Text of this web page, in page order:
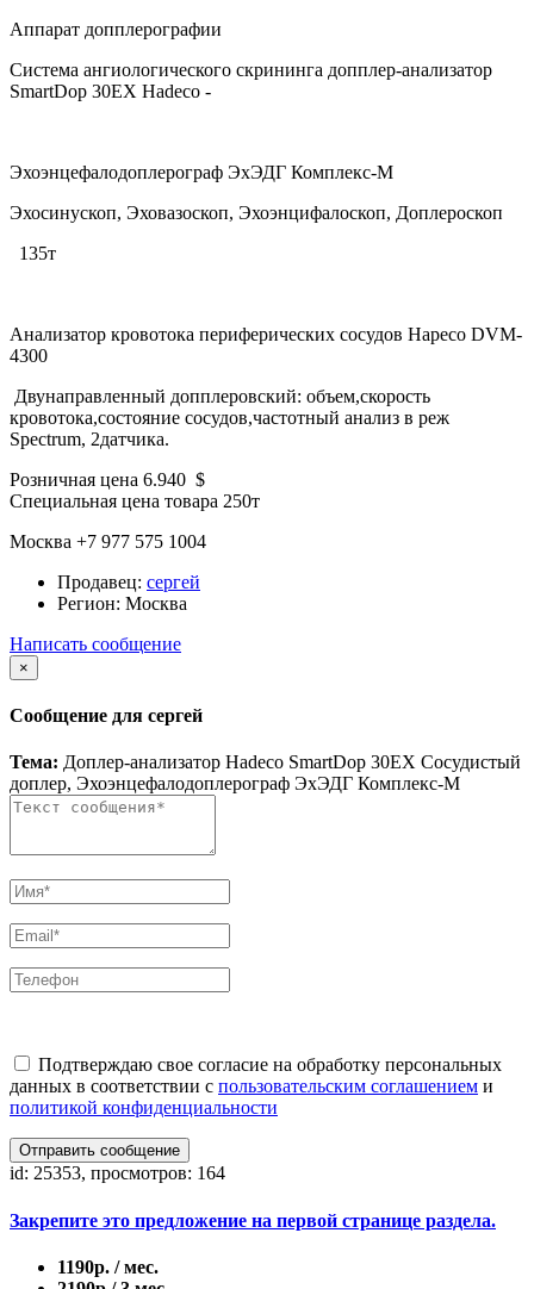
Аппарат допплерографии
Система ангиологического скрининга допплер-анализатор
SmartDop 30EX Hadeco -
Эхоэнцефалодоплерограф ЭхЭДГ Комплекс-М
Эхосинускоп, Эховазоскоп, Эхоэнцифалоскоп, Доплероскоп
135т
Анализатор кровотока периферических сосудов Hapeco DVM-
4300
Двунаправленный допплеровский: объем,скорость
кровотока,состояние сосудов,частотный анализ в реж
Spectrum, 2датчика.
Розничная цена 6.940 $
Специальная цена товара 250т
Москва +7 977 575 1004
Продавец: сергей
Регион: Москва
Написать сообщение
×
Сообщение для сергей
Тема: Доплер-анализатор Hadeco SmartDop 30EX Сосудистый
доплер, Эхоэнцефалодоплерограф ЭхЭДГ Комплекс-М
Подтверждаю свое согласие на обработку персональных
данных в соответствии с пользовательским соглашением и
политикой конфиденциальности
Отправить сообщение
id: 25353, просмотров: 164
Закрепите это предложение на первой странице раздела.
1190р. / мес.